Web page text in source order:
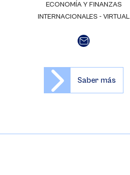
ECONOMÍA Y FINANZAS
INTERNACIONALES - VIRTUAL
Saber más